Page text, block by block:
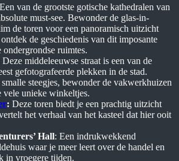
Een van de grootste gotische kathedralen van
must-see. Bewonder de glas-in-
de toren voor een panoramisch uitzicht
de geschiedenis van dit imposante
ruimtes.
Deze middeleeuwse straat is een van de
gefotografeerde plekken in de stad.
steegjes, bewonder de vakwerkhuizen
vele unieke winkeltjes.
: Deze toren biedt je een prachtig uitzicht
het verhaal van het kasteel dat hier ooit
Hall: Een indrukwekkend
waar je meer leert over de handel en
in vroegere tijden.